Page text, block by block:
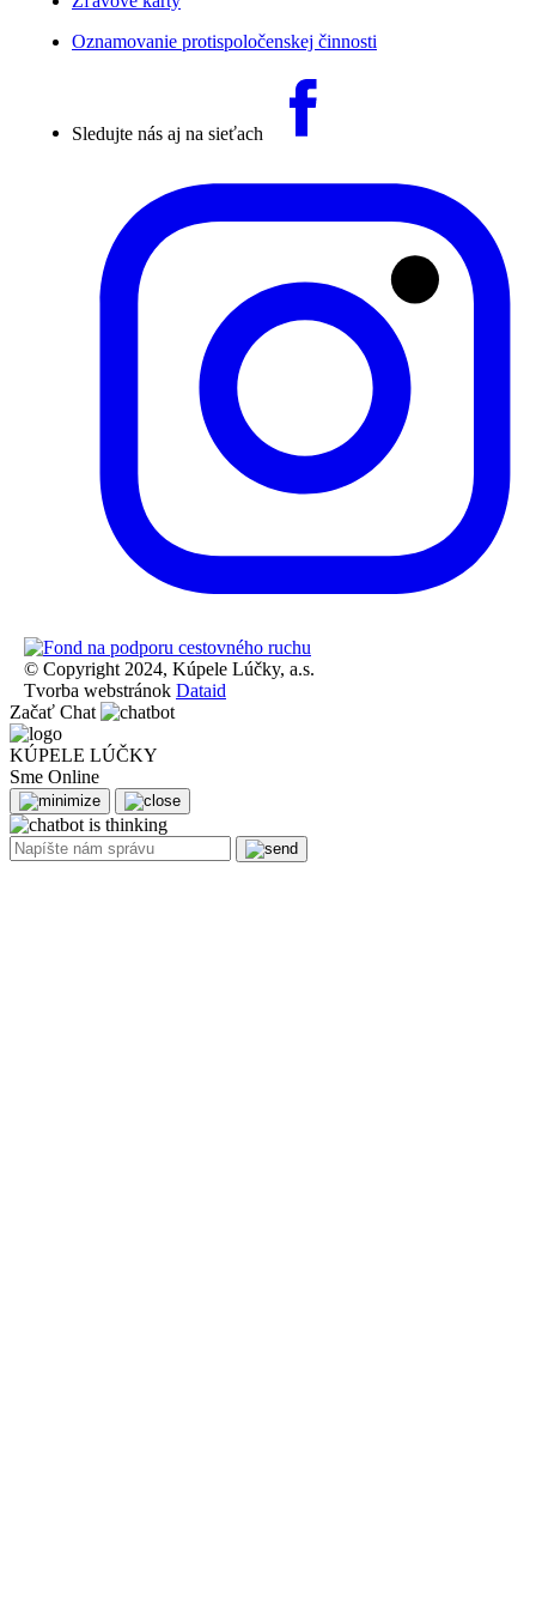
Oznamovanie protispoločenskej činnosti
Sledujte nás aj na sieťach
© Copyright 2024, Kúpele Lúčky, a.s.
Tvorba webstránok Dataid
Začať Chat
KÚPELE LÚČKY
Sme Online